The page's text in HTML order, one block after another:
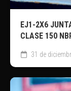
EJ1-2X6
CLASE 150
31 de